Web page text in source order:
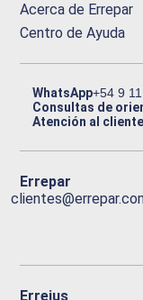
Acerca de Errepar
Centro de Ayuda
WhatsApp+54 9
Consultas de
Atención al cliente
Errepar
Erreius